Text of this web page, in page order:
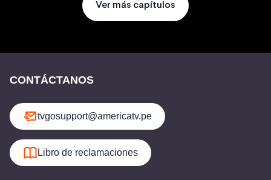
Ver más capítulos
CONTÁCTANOS
tvgosupport@americatv.pe
Libro de reclamaciones